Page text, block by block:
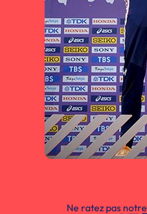
Ne ratez pas